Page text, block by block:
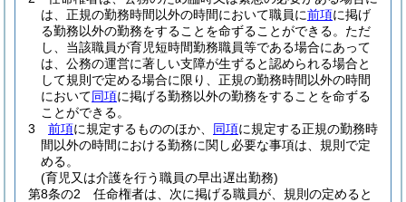
は、正規の勤務時間以外の時間において職員に前項に掲げ
る勤務以外の勤務をすることを命ずることができる。 ただ
し、当該職員が育児短時間勤務職員等である場合にあって
は、公務の運営に著しい支障が生ずると認められる場合と
して規則で定める場合に限り、正規の勤務時間以外の時間
において同項に掲げる勤務以外の勤務をすることを命ずる
ことができる。
3
前項に規定するもののほか、 同項に規定する正規の勤務時
間以外の時間における勤務に関し必要な事項は、規則で定
める。
(育児又は介護を行う職員の早出遅出勤務)
第8条の2
任命権者は、次に掲げる職員が、規則の定めると